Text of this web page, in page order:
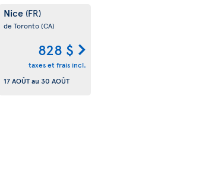
Nice (FR)
de Toronto(CA)
828 $
taxes et frais incl.
17 AOÛTau 30 AOÛT